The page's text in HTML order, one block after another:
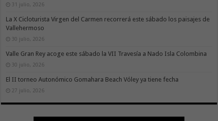
31 julio, 2026
La X Cicloturista Virgen del Carmen recorrerá este sábado los paisajes de
Vallehermoso
30 julio, 2026
Valle Gran Rey acoge este sábado la VII Travesía a Nado Isla Colombina
30 julio, 2026
El II torneo Autonómico Gomahara Beach Vóley ya tiene fecha
27 julio, 2026